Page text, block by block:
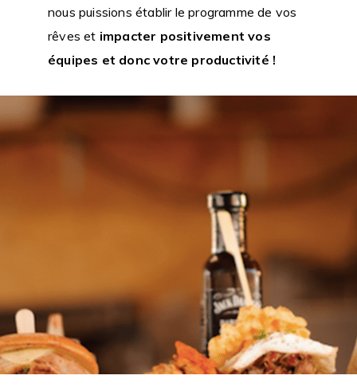
nous puissions établir le programme de vos
rêves et impacter positivement vos
équipes et donc votre productivité !